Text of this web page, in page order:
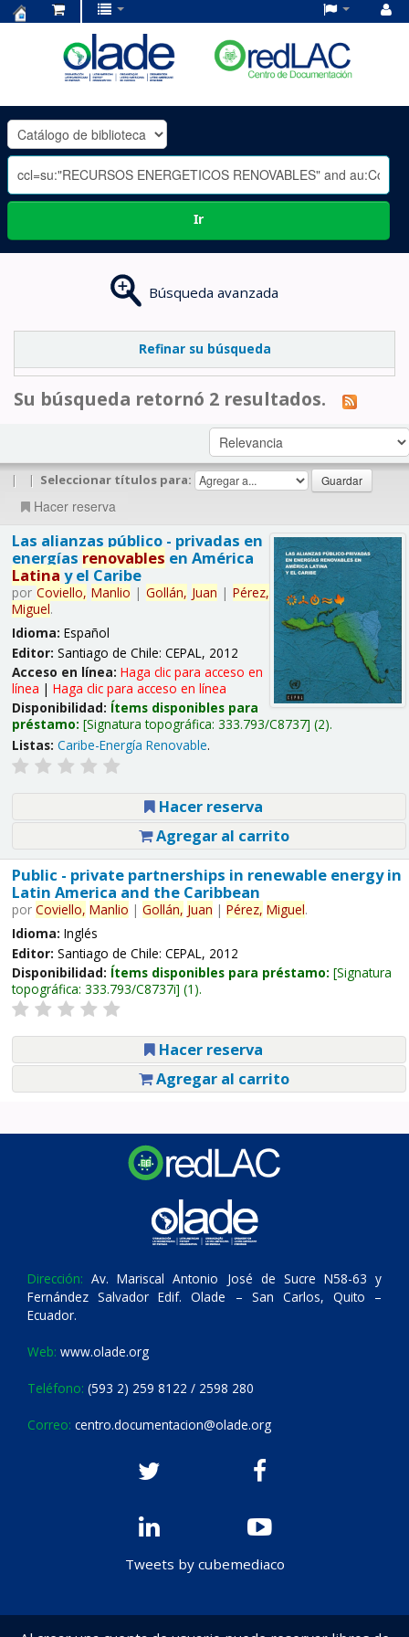
OLADE
-
Ir
Búsqueda avanzada
Refinar su búsqueda
Su búsqueda retornó 2 resultados.
| | Seleccionar títulos para:
Hacer reserva
Las alianzas público - privadas en
energías renovables en América
Latina y el Caribe
por Coviello, Manlio | Gollán, Juan | Pérez,
Miguel.
Idioma: Español
Editor: Santiago de Chile: CEPAL, 2012
Acceso en línea: Haga clic para acceso en
línea | Haga clic para acceso en línea
Disponibilidad: Ítems disponibles para
préstamo: Signatura topográfica: 333.793/C8737 (2).
Listas: Caribe-Energía Renovable.
Hacer reserva
Agregar al carrito
Public - private partnerships in renewable energy in
Latin America and the Caribbean
por Coviello, Manlio | Gollán, Juan | Pérez, Miguel.
Idioma: Inglés
Editor: Santiago de Chile: CEPAL, 2012
Disponibilidad: Ítems disponibles para préstamo: Signatura
topográfica: 333.793/C8737i (1).
Hacer reserva
Agregar al carrito
Dirección: Av. Mariscal Antonio José de Sucre N58-63 y
Fernández Salvador Edif. Olade – San Carlos, Quito –
Ecuador.
Web: www.olade.org
Teléfono: (593 2) 259 8122 / 2598 280
Correo: centro.documentacion@olade.org
Tweets by cubemediaco